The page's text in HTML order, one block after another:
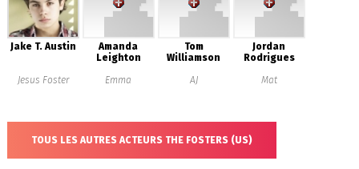
Jake T. Austin
Jesus Foster
Amanda
Leighton
Emma
Tom
Williamson
AJ
Jordan
Rodrigues
Mat
TOUS LES AUTRES ACTEURS THE FOSTERS (US)